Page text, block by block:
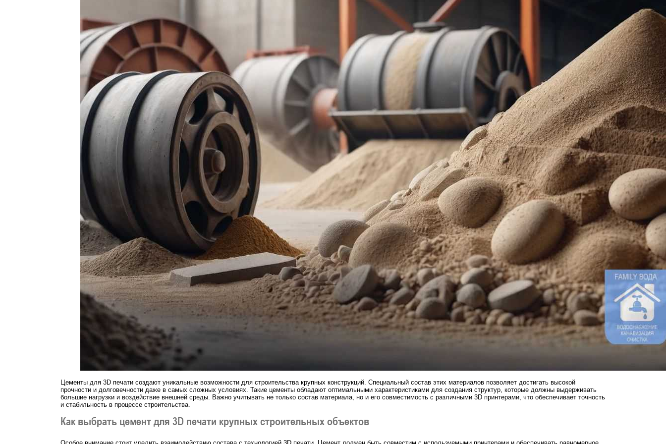
Цементы для 3D печати создают уникальные возможности для строительства крупных конструкций. Специальный состав этих материалов позволяет достигать высокой
прочности и долговечности даже в самых сложных условиях. Такие цементы обладают оптимальными характеристиками для создания структур, которые должны выдерживать
большие нагрузки и воздействие внешней среды. Важно учитывать не только состав материала, но и его совместимость с различными 3D принтерами, что обеспечивает точность
и стабильность в процессе строительства.
Как выбрать цемент для 3D печати крупных строительных объектов